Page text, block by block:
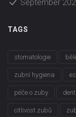
September
TAGS
stomatologie
zubní hygiena
péče o zuby
citlivost zubů